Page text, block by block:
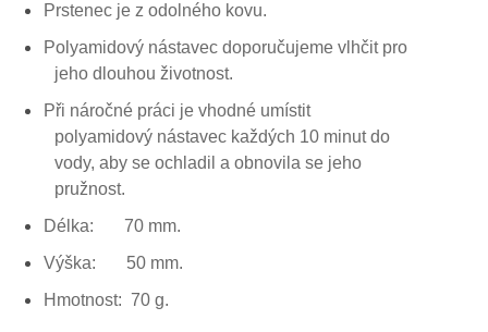
Prstenec je z odolného kovu.
Polyamidový nástavec doporučujeme vlhčit pro
jeho dlouhou životnost.
Při náročné práci je vhodné umístit
polyamidový nástavec každých 10 minut do
vody, aby se ochladil a obnovila se jeho
pružnost.
Délka: 70 mm.
Výška: 50 mm.
Hmotnost: 70 g.